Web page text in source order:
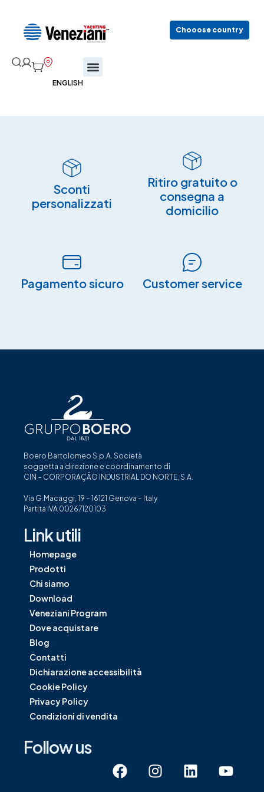
Chooose country
Sconti
personalizzati
Ritiro gratuito o
consegna a
domicilio
Pagamento sicuro​ Customer service
Boero Bartolomeo S.p.A. Società
soggetta a direzione e coordinamento di
CIN – CORPORAÇÃO INDUSTRIAL DO NORTE, S.A.
Via G.Macaggi, 19 – 16121 Genova – Italy
Partita IVA 00267120103
Link utili
Homepage
Prodotti
Chi siamo
Download
Veneziani Program
Dove acquistare
Blog
Contatti
Dichiarazione accessibilità
Cookie Policy
Privacy Policy
Condizioni di vendita
Follow us